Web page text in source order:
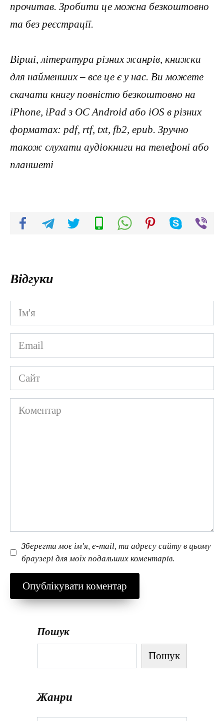
прочитав. Зробити це можна безкоштовно
та без реєстрації.
Вірші, література різних жанрів, книжки
для найменших – все це є у нас. Ви можете
скачати книгу повністю безкоштовно на
iPhone, iPad з ОС Android або iOS в різних
форматах: pdf, rtf, txt, fb2, epub. Зручно
також слухати аудіокниги на телефоні або
планшеті
Відгуки
Ім'я
*
Email
*
Сайт
Коментар
Зберегти моє ім'я, e-mail, та адресу сайту в цьому
браузері для моїх подальших коментарів.
Пошук
Пошук
Жанри